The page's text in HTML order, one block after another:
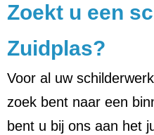
Zoekt u een
Zuidplas?
Voor al uw
zoek bent naar een
bent u bij ons aan het